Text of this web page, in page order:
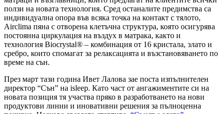
ползи на новата технология. Сред останалите предимства са
индивидуална опора във всяка точка на контакт с тялото,
Airclima пяна с отворена клетъчна структура, която осигурява
постоянна циркулация на въздух в матрака, както и
технология Biocrystal® – комбинация от 16 кристала, злато и
сребро, които спомагат за релаксацията и възстановяването по
време на сън.
През март тази година Ивет Лалова зае поста изпълнителен
директор “Сън” на isleep. Като част от ангажиментите си на
новата позиция тя участва пряко в разработването на нови
продуктови линии и иновативни решения за пълноценна